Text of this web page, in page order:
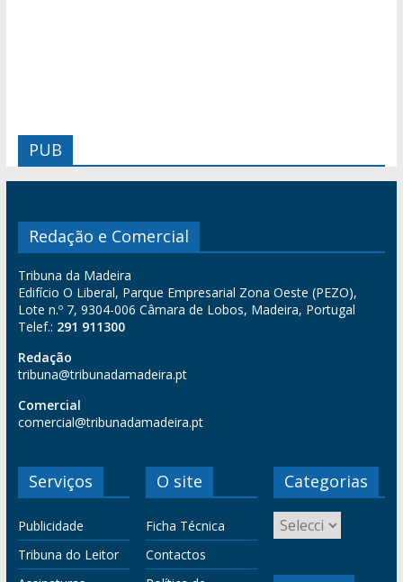
PUB
Redação e Comercial
Tribuna da Madeira
Edifício O Liberal, Parque Empresarial Zona Oeste (PEZO),
Lote n.º 7, 9304-006 Câmara de Lobos, Madeira, Portugal
Telef.: 291 911300
Redação
tribuna@tribunadamadeira.pt
Comercial
comercial@tribunadamadeira.pt
Serviços
Publicidade
Tribuna do Leitor
O site
Ficha Técnica
Contactos
Categorias